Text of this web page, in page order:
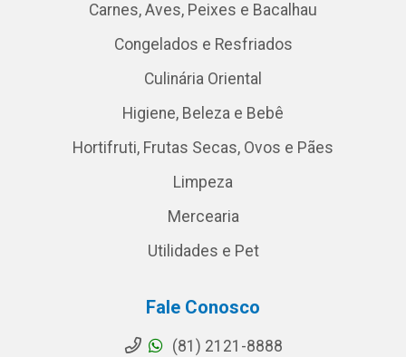
Carnes, Aves, Peixes e Bacalhau
Congelados e Resfriados
Culinária Oriental
Higiene, Beleza e Bebê
Hortifruti, Frutas Secas, Ovos e Pães
Limpeza
Mercearia
Utilidades e Pet
Fale Conosco
(81) 2121-8888